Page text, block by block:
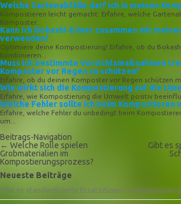
Welche Gartenabfälle darf ich in meinen
Kompostieren leicht gemacht: Erfahre, welche
Komposter...
Kann ich Bokashi-Eimer zusammen mit
verwenden?
Optimiere deine Kompostierung! Erfahre, ob du
kombinieren...
Muss ich bestimmte Vorsichtsmaßnahmen
Komposter vor Regen zu schützen?
Erfahre, ob du deinen Komposter vor Regen schützen
Wie wirkt sich die Kompostierung auf die
Erfahre, wie Kompostierung die Umwelt positiv
Welche Fehler sollte ich beim Kompostieren
Erfahre, welche Fehler du unbedingt beim
um...
Beitrags-Navigation
← Welche Rolle spielen
Grobmaterialien im
Kompostierungsprozess?
Gibt es
Neueste Beiträge
Gibt es standardisierte Ersatzdüsen für